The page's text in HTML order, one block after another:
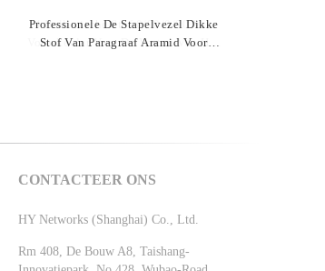
4 Ballistische Stof 0/90/0/90 Van
Vouwkevlar Voor De Vesten Van Het
Professionele De Stapelvezel Dikke
Stof Van Paragraaf Aramid Voor
CONTACTEER ONS
HY Networks (Shanghai) Co., Ltd.
Rm 408, De Bouw A8, Taishang-